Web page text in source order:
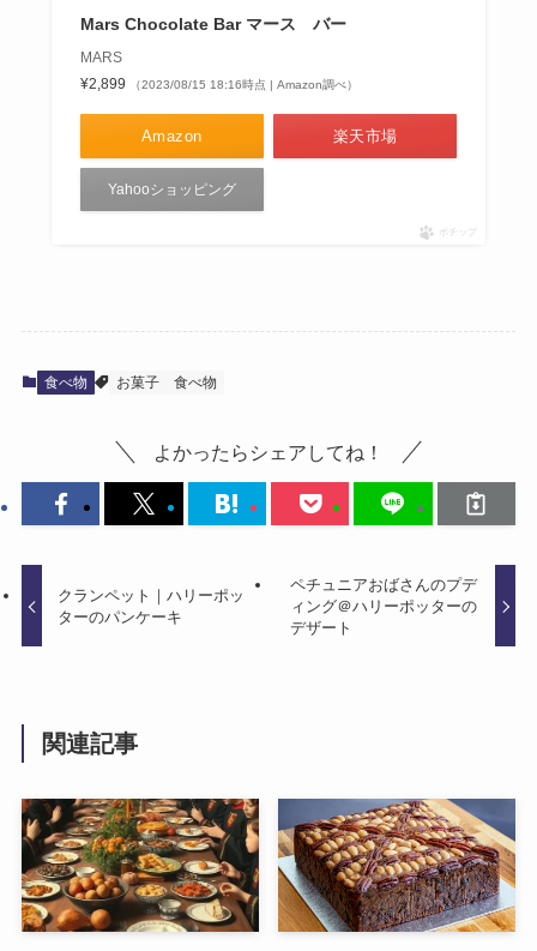
Mars Chocolate Bar マース バー
MARS
¥2,899
（2023/08/15 18:16時点 | Amazon調べ）
Amazon 楽天市場
Yahooショッピング
ポチップ
食べ物 お菓子 食べ物
よかったらシェアしてね！
クランペット｜ハリーポッ
ターのパンケーキ
ペチュニアおばさんのプデ
ィング＠ハリーポッターの
デザート
関連記事